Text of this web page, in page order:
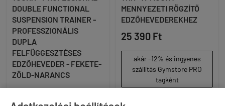
DOUBLE FUNCTIONAL
SUSPENSION TRAINER -
PROFESSZIONÁLIS
DUPLA
FELFÜGGESZTÉSES
EDZŐHEVEDER - FEKETE-
ZÖLD-NARANCS
22 900 Ft
MENNYEZETI RÖGZÍTŐ
EDZŐHEVEDEREKHEZ
25 390 Ft
akár -12% és ingyenes
szállítás Gymstore PRO
tagként